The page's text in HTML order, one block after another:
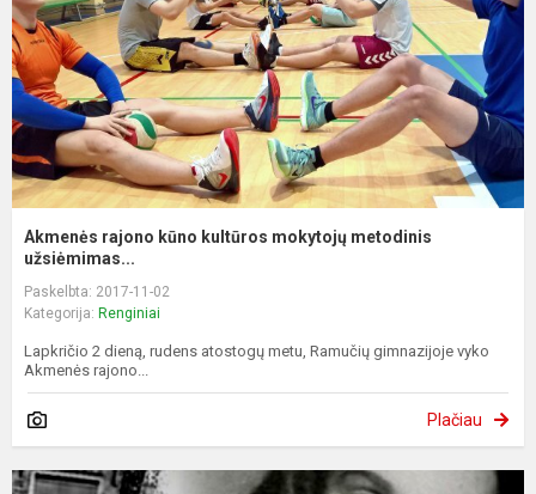
Akmenės rajono kūno kultūros mokytojų metodinis
užsiėmimas...
Paskelbta: 2017-11-02
Kategorija: Renginiai
Lapkričio 2 dieną, rudens atostogų metu, Ramučių gimnazijoje vyko
Akmenės rajono...
Plačiau